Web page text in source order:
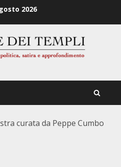
2026
curata da Peppe Cumbo